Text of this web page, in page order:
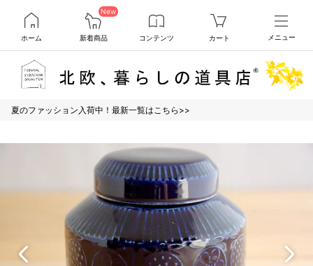
ホーム
New
新着商品 コンテンツ カート メニュー
夏のファッション入荷中！最新一覧はこちら>>